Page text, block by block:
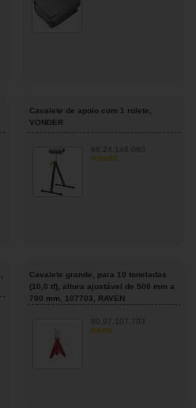
Cavalete de apoio com 1 rolete,
VONDER
68.24.148.060
VONDER
Cavalete grande, para 10 toneladas
(10,0 tf), altura ajustável de 500 mm a
700 mm, 107703, RAVEN
90.97.107.703
RAVEN